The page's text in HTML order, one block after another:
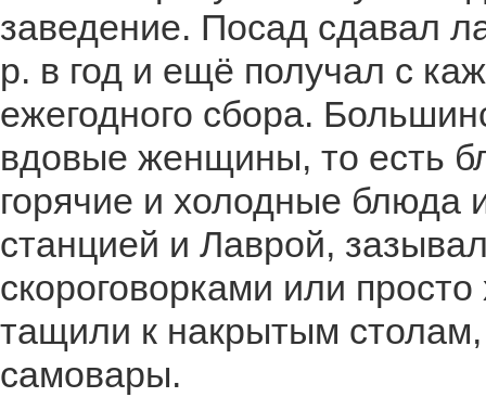
заведение. Посад сдавал
р. в год и ещё получал с
ежегодного сбора.
вдовые женщины, то есть
горячие и холодные блюда
станцией и Лаврой,
скороговорками или
тащили к накрытым
самовары.